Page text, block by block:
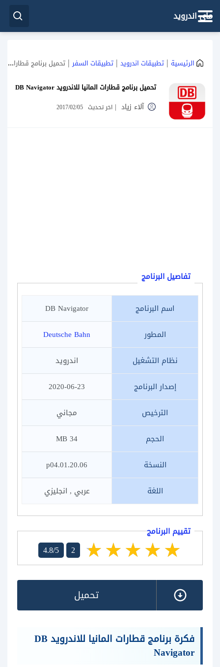
ماي اندرويد
الرئيسية | تطبيقات اندرويد | تطبيقات السفر | تحميل برنامج قطارات المانيا للاندرويد DB Navigator
تحميل برنامج قطارات المانيا للاندرويد DB Navigator
آلاء زياد | اخر تحديث 2017/02/05
تفاصيل البرنامج
اسم البرنامج
DB Navigator
المطور
Deutsche Bahn
نظام التشغيل
اندرويد
إصدار البرنامج
2020-06-23
الترخيص
مجاني
الحجم
34 MB
النسخة
20.06.p04.01
اللغة
عربي , انجليزي
تقييم البرنامج
4.8/5 2
تحميل
فكرة برنامج قطارات المانيا للاندرويد DB
Navigator